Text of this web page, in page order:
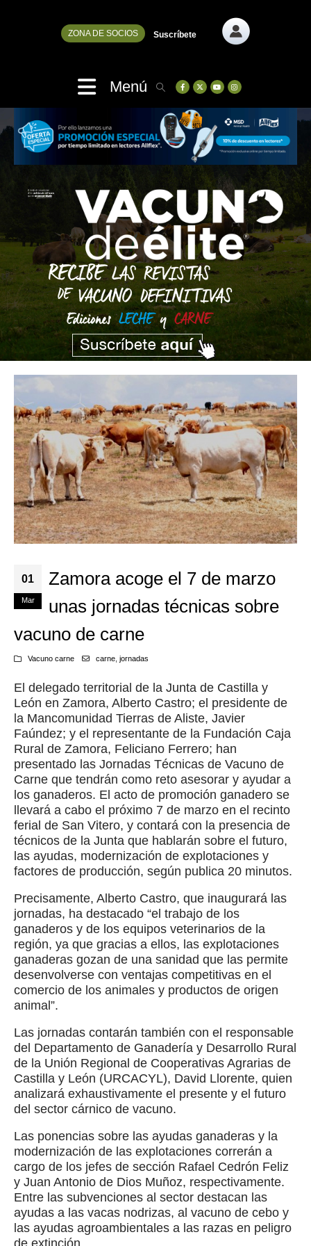
ZONA DE SOCIOS Suscríbete
Menú
01
Mar
Zamora acoge el 7 de marzo
unas jornadas técnicas sobre
vacuno de carne
Vacuno carne carne, jornadas
El delegado territorial de la Junta de Castilla y
León en Zamora, Alberto Castro; el presidente de
la Mancomunidad Tierras de Aliste, Javier
Faúndez; y el representante de la Fundación Caja
Rural de Zamora, Feliciano Ferrero; han
presentado las Jornadas Técnicas de Vacuno de
Carne que tendrán como reto asesorar y ayudar a
los ganaderos. El acto de promoción ganadero se
llevará a cabo el próximo 7 de marzo en el recinto
ferial de San Vitero, y contará con la presencia de
técnicos de la Junta que hablarán sobre el futuro,
las ayudas, modernización de explotaciones y
factores de producción, según publica 20 minutos.
Precisamente, Alberto Castro, que inaugurará las
jornadas, ha destacado “el trabajo de los
ganaderos y de los equipos veterinarios de la
región, ya que gracias a ellos, las explotaciones
ganaderas gozan de una sanidad que las permite
desenvolverse con ventajas competitivas en el
comercio de los animales y productos de origen
animal”.
Las jornadas contarán también con el responsable
del Departamento de Ganadería y Desarrollo Rural
de la Unión Regional de Cooperativas Agrarias de
Castilla y León (URCACYL), David Llorente, quien
analizará exhaustivamente el presente y el futuro
del sector cárnico de vacuno.
Las ponencias sobre las ayudas ganaderas y la
modernización de las explotaciones correrán a
cargo de los jefes de sección Rafael Cedrón Feliz
y Juan Antonio de Dios Muñoz, respectivamente.
Entre las subvenciones al sector destacan las
ayudas a las vacas nodrizas, al vacuno de cebo y
las ayudas agroambientales a las razas en peligro